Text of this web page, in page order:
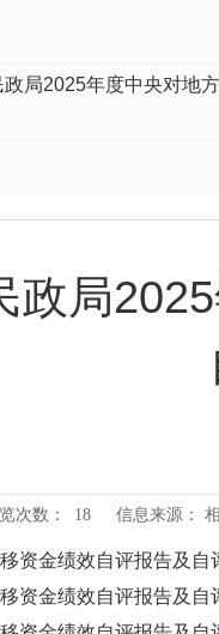
局2025年度中央对地
政局
次数： 18 信息来源：
资金绩效自评报告及自
资金绩效自评报告及自